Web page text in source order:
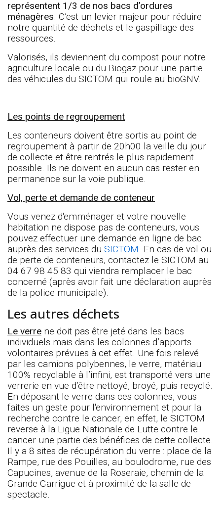
représentent 1/3 de nos bacs d’ordures
ménagères. C’est un levier majeur pour réduire
notre quantité de déchets et le gaspillage des
ressources.
Valorisés, ils deviennent du compost pour notre
agriculture locale ou du Biogaz pour une partie
des véhicules du SICTOM qui roule au bioGNV.
Les points de regroupement
Les conteneurs doivent être sortis au point de
regroupement à partir de 20h00 la veille du jour
de collecte et être rentrés le plus rapidement
possible. Ils ne doivent en aucun cas rester en
permanence sur la voie publique.
Vol, perte et demande de conteneur
Vous venez d'emménager et votre nouvelle
habitation ne dispose pas de conteneurs, vous
pouvez effectuer une demande en ligne de bac
auprès des services du SICTOM. En cas de vol ou
de perte de conteneurs, contactez le SICTOM au
04 67 98 45 83 qui viendra remplacer le bac
concerné (après avoir fait une déclaration auprès
de la police municipale).
Les autres déchets
Le verre ne doit pas être jeté dans les bacs
individuels mais dans les colonnes d’apports
volontaires prévues à cet effet. Une fois relevé
par les camions polybennes, le verre, matériau
100% recyclable à l’infini, est transporté vers une
verrerie en vue d’être nettoyé, broyé, puis recyclé.
En déposant le verre dans ces colonnes, vous
faites un geste pour l'environnement et pour la
recherche contre le cancer, en effet, le SICTOM
reverse à la Ligue Nationale de Lutte contre le
cancer une partie des bénéfices de cette collecte.
Il y a 8 sites de récupération du verre : place de la
Rampe, rue des Pouilles, au boulodrome, rue des
Capucines, avenue de la Roseraie, chemin de la
Grande Garrigue et à proximité de la salle de
spectacle.